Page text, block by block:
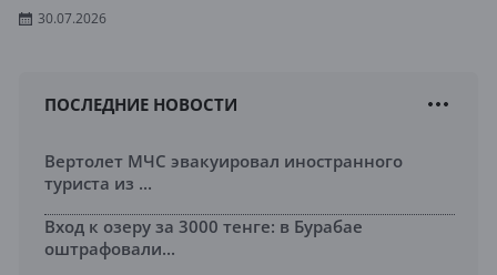
30.07.2026
ПОСЛЕДНИЕ НОВОСТИ
Вертолет МЧС эвакуировал иностранного
туриста из ...
Вход к озеру за 3000 тенге: в Бурабае
оштрафовали...